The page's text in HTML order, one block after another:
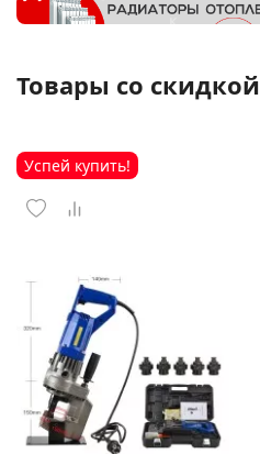
Товары со скидкой
Успей купить!